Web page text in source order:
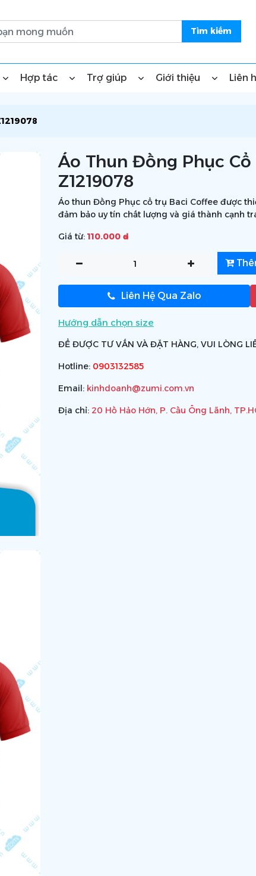
Hợp tác Trợ giúp Giới thiệu Liên
Áo Thun Đồng Phục
Z1219078
Áo thun Đồng Phục cổ trụ Baci Coffee được
đảm bảo uy tín chất lượng và giá thành cạnh
Giá từ: 110.000 ₫
Liên Hệ Qua Zalo
Hướng dẫn chọn size
ĐỂ ĐƯỢC TƯ VẤN VÀ ĐẶT HÀNG, VUI LÒNG
Hotline: 0903132585
Email: kinhdoanh@zumi.com.vn
Địa chỉ: 20 Hồ Hảo Hớn, P. Cầu Ông Lãnh,